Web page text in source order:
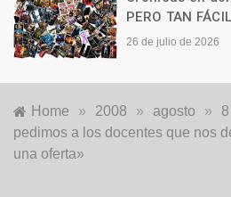
PERO TAN
26 de julio de 2026
Home » 2008 » agosto » 8
pedimos a los docentes que nos
una oferta»